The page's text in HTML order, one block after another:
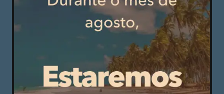
aguardar despacho.
Desde que entrou nos serviços da Câmara
Municipal de Guimarães o processo andou a
saltar entre gabinetes. Primeiro entrou na Divisão
do Centro Histórico, depois passou pelo
Departamento de Desenvolvimento do Território,